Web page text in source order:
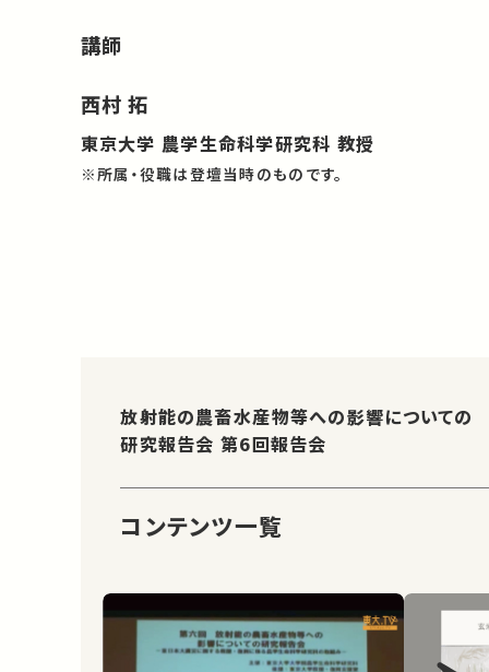
講師
西村 拓
東京大学 農学生命科学研究科 教授
※所属・役職は登壇当時のものです。
放射能の農畜水産物等への影響についての
研究報告会 第6回報告会
コンテンツ一覧